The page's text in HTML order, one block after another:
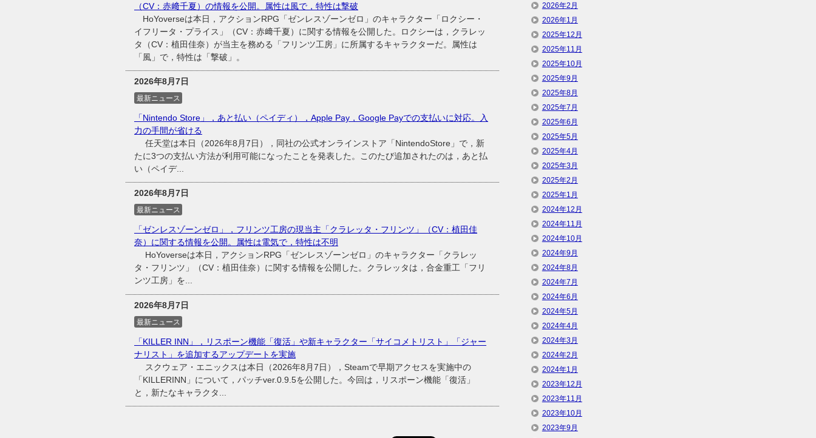
（CV：赤﨑千夏）の情報を公開。属性は風で，特性は撃破
HoYoverseは本日，アクションRPG「ゼンレスゾーンゼロ」のキャラクター「ロクシー・
イフリータ・プライス」（CV：赤﨑千夏）に関する情報を公開した。ロクシーは，クラレッ
タ（CV：植田佳奈）が当主を務める「フリンツ工房」に所属するキャラクターだ。属性は
「風」で，特性は「撃破」。
2026年8月7日
最新ニュース
「Nintendo Store」，あと払い（ペイディ），Apple Pay，Google Payでの支払いに対応。入
力の手間が省ける
任天堂は本日（2026年8月7日），同社の公式オンラインストア「NintendoStore」で，新
たに3つの支払い方法が利用可能になったことを発表した。このたび追加されたのは，あと払
い（ペイデ...
2026年8月7日
最新ニュース
「ゼンレスゾーンゼロ」，フリンツ工房の現当主「クラレッタ・フリンツ」（CV：植田佳
奈）に関する情報を公開。属性は電気で，特性は不明
HoYoverseは本日，アクションRPG「ゼンレスゾーンゼロ」のキャラクター「クラレッ
タ・フリンツ」（CV：植田佳奈）に関する情報を公開した。クラレッタは，合金重工「フリ
ンツ工房」を...
2026年8月7日
最新ニュース
「KILLER INN」，リスポーン機能「復活」や新キャラクター「サイコメトリスト」「ジャー
ナリスト」を追加するアップデートを実施
スクウェア・エニックスは本日（2026年8月7日），Steamで早期アクセスを実施中の
「KILLERINN」について，パッチver.0.9.5を公開した。今回は，リスポーン機能「復活」
と，新たなキャラクタ...
2026年2月
2026年1月
2025年12月
2025年11月
2025年10月
2025年9月
2025年8月
2025年7月
2025年6月
2025年5月
2025年4月
2025年3月
2025年2月
2025年1月
2024年12月
2024年11月
2024年10月
2024年9月
2024年8月
2024年7月
2024年6月
2024年5月
2024年4月
2024年3月
2024年2月
2024年1月
2023年12月
2023年11月
2023年10月
2023年9月